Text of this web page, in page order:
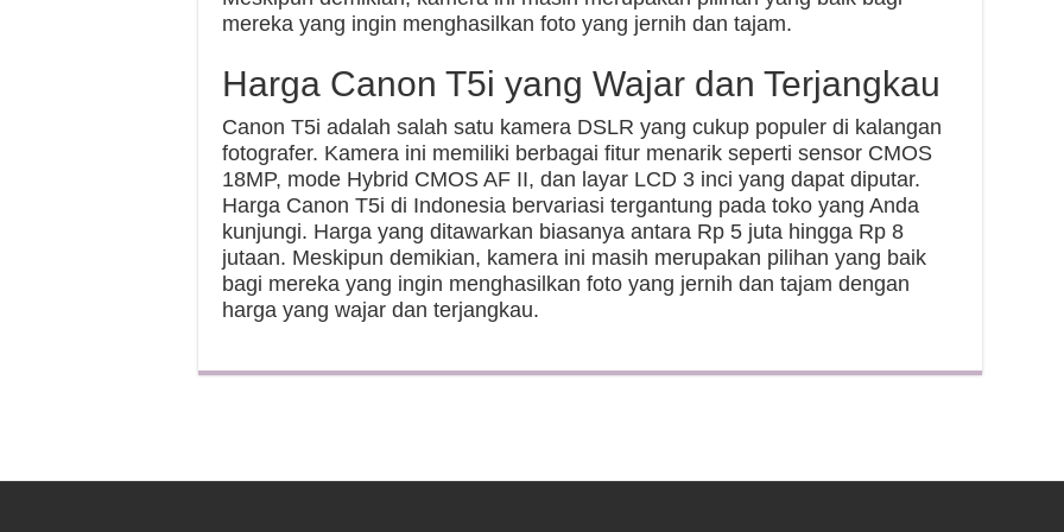
mereka yang ingin menghasilkan foto yang jernih dan tajam.
Harga Canon T5i yang Wajar dan Terjangkau
Canon T5i adalah salah satu kamera DSLR yang cukup populer di kalangan
fotografer. Kamera ini memiliki berbagai fitur menarik seperti sensor CMOS
18MP, mode Hybrid CMOS AF II, dan layar LCD 3 inci yang dapat diputar.
Harga Canon T5i di Indonesia bervariasi tergantung pada toko yang Anda
kunjungi. Harga yang ditawarkan biasanya antara Rp 5 juta hingga Rp 8
jutaan. Meskipun demikian, kamera ini masih merupakan pilihan yang baik
bagi mereka yang ingin menghasilkan foto yang jernih dan tajam dengan
harga yang wajar dan terjangkau.